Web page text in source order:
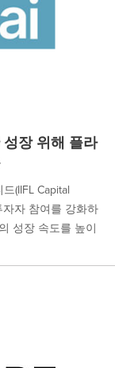
장 위해 플라
(IIFL Capital
자 참여를 강화하
성장 속도를 높이